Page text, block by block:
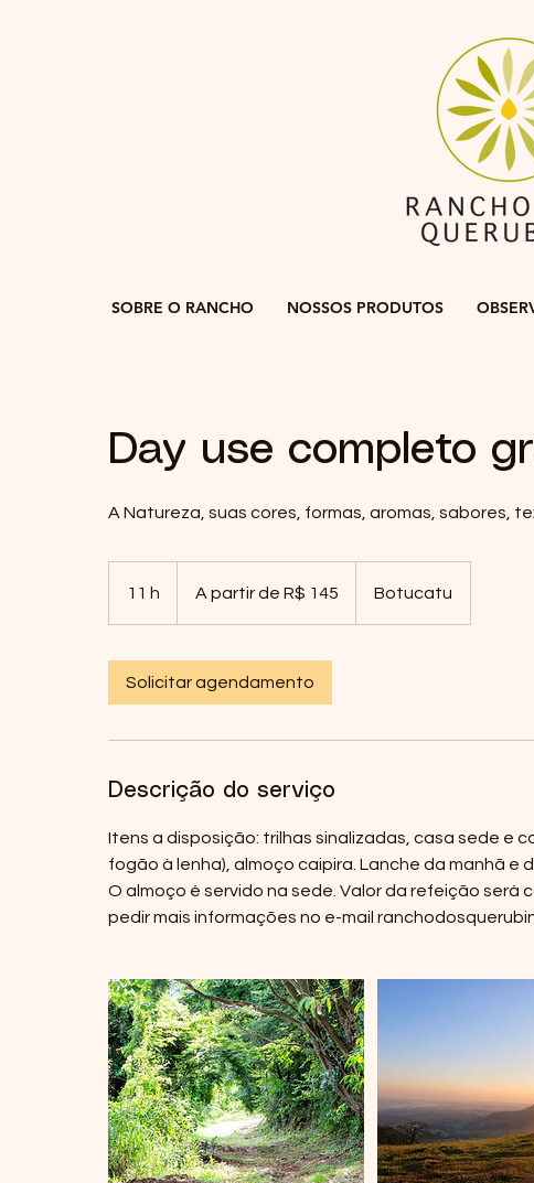
SOBRE O RANCHO NOSSOS PRODUTOS
Day use completo
A Natureza, suas cores, formas, aromas, sabores,
11 h
brasileiros
A partir de R$ 145 Botucatu
Solicitar agendamento
Descrição do serviço
Itens a disposição: trilhas sinalizadas, casa sede e
fogão à lenha), almoço caipira. Lanche da manhã e
O almoço é servido na sede. Valor da refeição será
pedir mais informações no e-mail